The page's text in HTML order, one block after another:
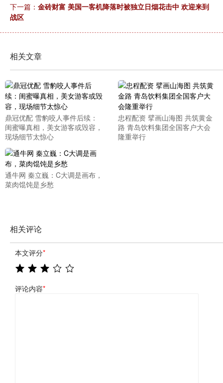
下一篇： 金砖财富 美国一客机降落时被独立日烟花击中 欢迎来到
战区
相关文章
鼎冠优配 雪豹咬人事件后续：
闺蜜曝真相，美女游客或毁容，
现场细节太惊心
忠程配资 擘画山海图 共筑黄金
路 青岛饮料集团全国客户大会
隆重举行
通牛网 秦立巍：C大调是画布，
菜肉馄饨是乡愁
相关评论
本文评分*
评论内容*